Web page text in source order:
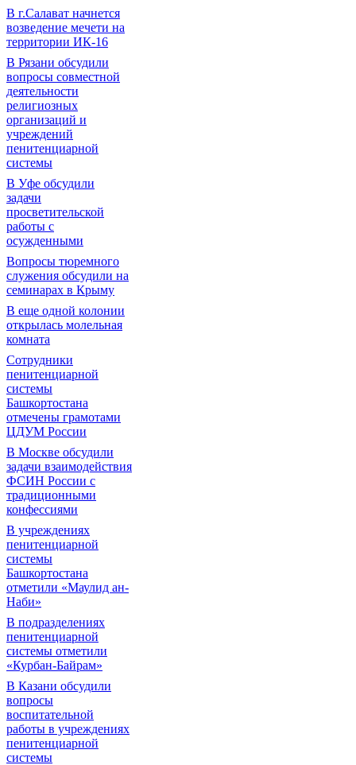
В г.Салават начнется
возведение мечети на
территории ИК-16
В Рязани обсудили
вопросы совместной
деятельности
религиозных
организаций и
учреждений
пенитенциарной
системы
В Уфе обсудили
задачи
просветительской
работы с
осужденными
Вопросы тюремного
служения обсудили на
семинарах в Крыму
В еще одной колонии
открылась молельная
комната
Сотрудники
пенитенциарной
системы
Башкортостана
отмечены грамотами
ЦДУМ России
В Москве обсудили
задачи взаимодействия
ФСИН России с
традиционными
конфессиями
В учреждениях
пенитенциарной
системы
Башкортостана
отметили «Маулид ан-
Наби»
В подразделениях
пенитенциарной
системы отметили
«Курбан-Байрам»
В Казани обсудили
вопросы
воспитательной
работы в учреждениях
пенитенциарной
системы